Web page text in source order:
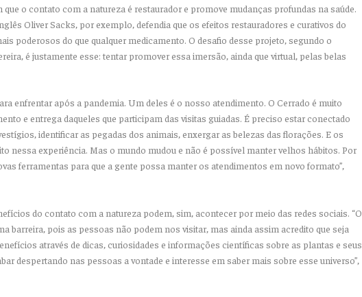
o contato com a natureza é restaurador e promove mudanças profundas na saúde.
Oliver Sacks, por exemplo, defendia que os efeitos restauradores e curativos do
poderosos do que qualquer medicamento. O desafio desse projeto, segundo o
é justamente esse: tentar promover essa imersão, ainda que virtual, pelas belas
enfrentar após a pandemia. Um deles é o nosso atendimento. O Cerrado é muito
e entrega daqueles que participam das visitas guiadas. É preciso estar conectado
identificar as pegadas dos animais, enxergar as belezas das florações. E os
nessa experiência. Mas o mundo mudou e não é possível manter velhos hábitos. Por
ferramentas para que a gente possa manter os atendimentos em novo formato”,
do contato com a natureza podem, sim, acontecer por meio das redes sociais. “O
barreira, pois as pessoas não podem nos visitar, mas ainda assim acredito que seja
através de dicas, curiosidades e informações científicas sobre as plantas e seus
despertando nas pessoas a vontade e interesse em saber mais sobre esse universo”,